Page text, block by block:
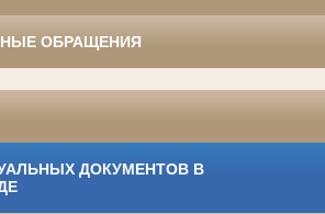
ОБРАЩЕНИЯ
ДОКУМЕНТОВ В